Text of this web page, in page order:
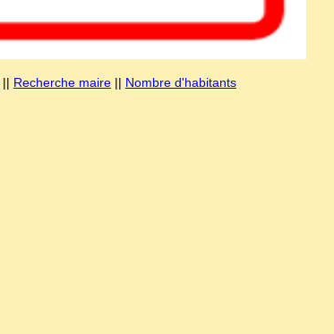
|| Recherche maire || Nombre d'habitants